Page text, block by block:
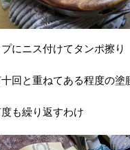
にニス付けてタンポ擦り
回と重ねてある程度の塗
も繰り返すわけ